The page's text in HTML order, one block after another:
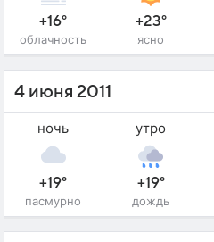
+16°
облачность
+23°
ясно
4 июня 2011
ночь
+19°
пасмурно
утро
+19°
дождь